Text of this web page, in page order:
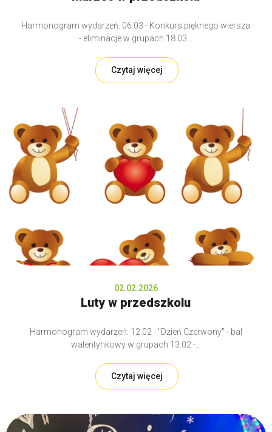
Harmonogram wydarzeń: 06.03 - Konkurs pięknego wiersza
- eliminacje w grupach 18.03...
Czytaj więcej
02.02.2026
Luty w przedszkolu
Harmonogram wydarzeń: 12.02 - "Dzień Czerwony" - bal
walentynkowy w grupach 13.02 -...
Czytaj więcej